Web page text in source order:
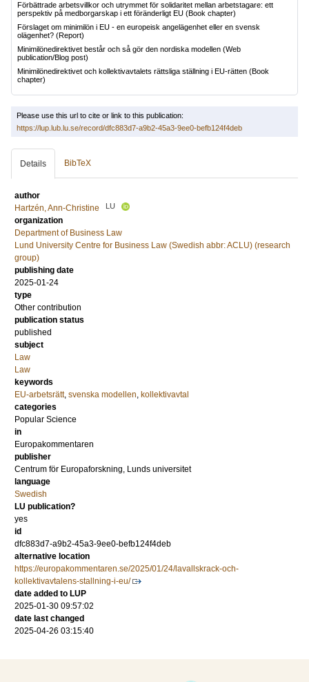
Förbättrade arbetsvillkor och utrymmet för solidaritet mellan arbetstagare: ett
perspektiv på medborgarskap i ett föränderligt EU (Book chapter)
Förslaget om minimilön i EU - en europeisk angelägenhet eller en svensk
olägenhet? (Report)
Minimilönedirektivet består och så gör den nordiska modellen (Web
publication/Blog post)
Minimilönedirektivet och kollektivavtalets rättsliga ställning i EU-rätten (Book
chapter)
Please use this url to cite or link to this publication:
https://lup.lub.lu.se/record/dfc883d7-a9b2-45a3-9ee0-befb124f4deb
Details BibTeX
author
Hartzén, Ann-Christine
LU
organization
Department of Business Law
Lund University Centre for Business Law (Swedish abbr: ACLU) (research
group)
publishing date
2025-01-24
type
Other contribution
publication status
published
subject
Law
Law
keywords
EU-arbetsrätt, svenska modellen, kollektivavtal
categories
Popular Science
in
Europakommentaren
publisher
Centrum för Europaforskning, Lunds universitet
language
Swedish
LU publication?
yes
id
dfc883d7-a9b2-45a3-9ee0-befb124f4deb
alternative location
https://europakommentaren.se/2025/01/24/lavallskrack-och-
kollektivavtalens-stallning-i-eu/
date added to LUP
2025-01-30 09:57:02
date last changed
2025-04-26 03:15:40